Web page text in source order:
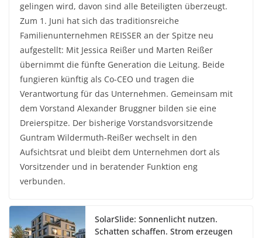
gelingen wird, davon sind alle Beteiligten überzeugt.
Zum 1. Juni hat sich das traditionsreiche
Familienunternehmen REISSER an der Spitze neu
aufgestellt: Mit Jessica Reißer und Marten Reißer
übernimmt die fünfte Generation die Leitung. Beide
fungieren künftig als Co-CEO und tragen die
Verantwortung für das Unternehmen. Gemeinsam mit
dem Vorstand Alexander Bruggner bilden sie eine
Dreierspitze. Der bisherige Vorstandsvorsitzende
Guntram Wildermuth-Reißer wechselt in den
Aufsichtsrat und bleibt dem Unternehmen dort als
Vorsitzender und in beratender Funktion eng
verbunden.
SolarSlide: Sonnenlicht nutzen.
Schatten schaffen. Strom erzeugen